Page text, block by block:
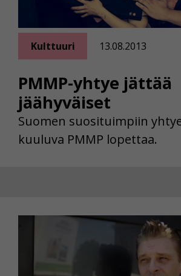
PMMP-yhtye jättää
jäähyväiset
Kulttuuri 13.08.2013
Suomen suosituimpiin
kuuluva PMMP lopettaa.